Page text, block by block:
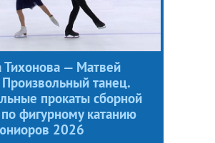
Тихонова — Матвей
танец.
прокаты сборной
по фигурному катанию
2026